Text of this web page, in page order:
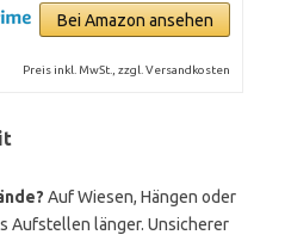
Bei Amazon ansehen
Preis inkl. MwSt., zzgl. Versandkosten
Auf Wiesen, Hängen oder
Aufstellen länger. Unsicherer